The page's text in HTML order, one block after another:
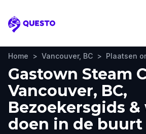
Questo
Home > Vancouver, BC > Plaatsen
Gastown Steam
Vancouver, BC,
Bezoekersgids &
doen in de buurt